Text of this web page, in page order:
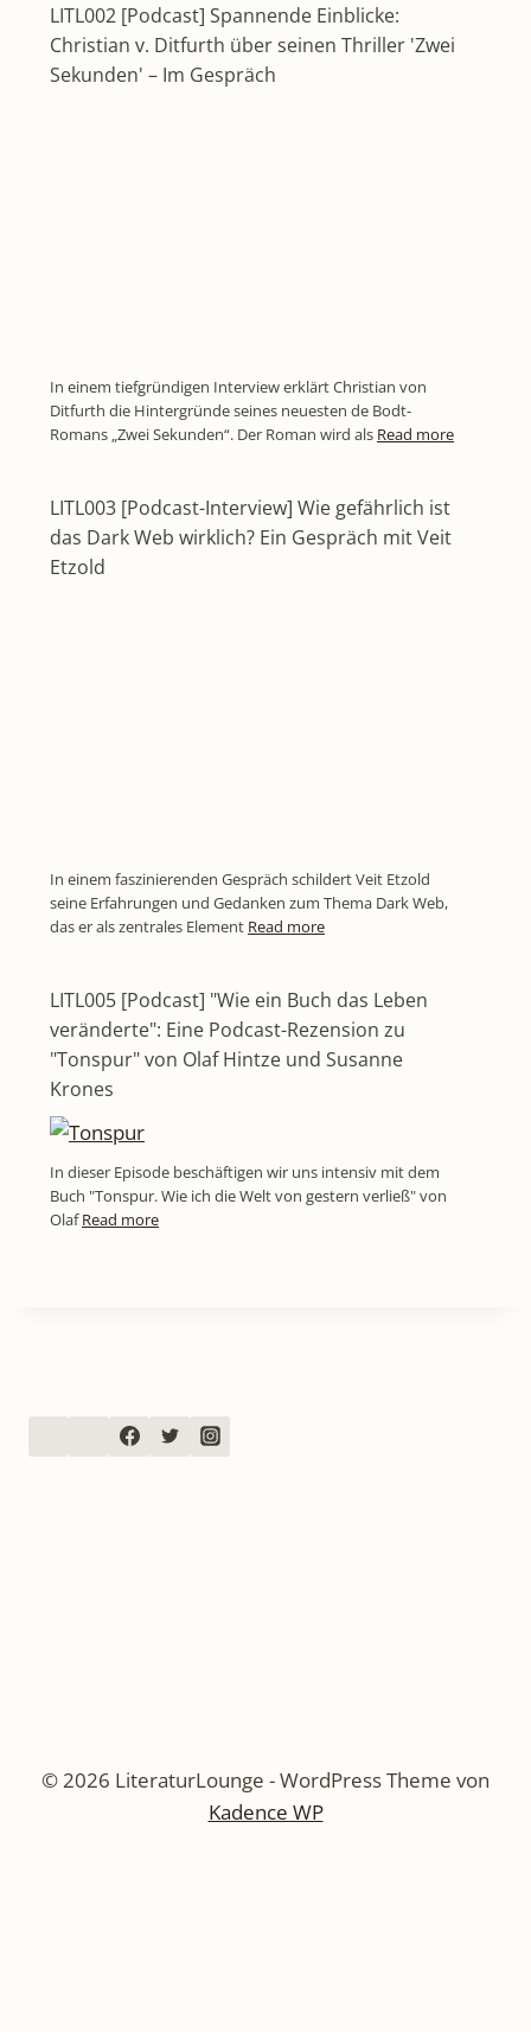
LITL002 [Podcast] Spannende Einblicke:
Christian v. Ditfurth über seinen Thriller 'Zwei
Sekunden' – Im Gespräch
In einem tiefgründigen Interview erklärt Christian von
Ditfurth die Hintergründe seines neuesten de Bodt-
Romans „Zwei Sekunden“. Der Roman wird als Read more
LITL003 [Podcast-Interview] Wie gefährlich ist
das Dark Web wirklich? Ein Gespräch mit Veit
Etzold
In einem faszinierenden Gespräch schildert Veit Etzold
seine Erfahrungen und Gedanken zum Thema Dark Web,
das er als zentrales Element Read more
LITL005 [Podcast] "Wie ein Buch das Leben
veränderte": Eine Podcast-Rezension zu
"Tonspur" von Olaf Hintze und Susanne
Krones
In dieser Episode beschäftigen wir uns intensiv mit dem
Buch "Tonspur. Wie ich die Welt von gestern verließ" von
OlafRead more
© 2026 LiteraturLounge - WordPress Theme von
Kadence WP